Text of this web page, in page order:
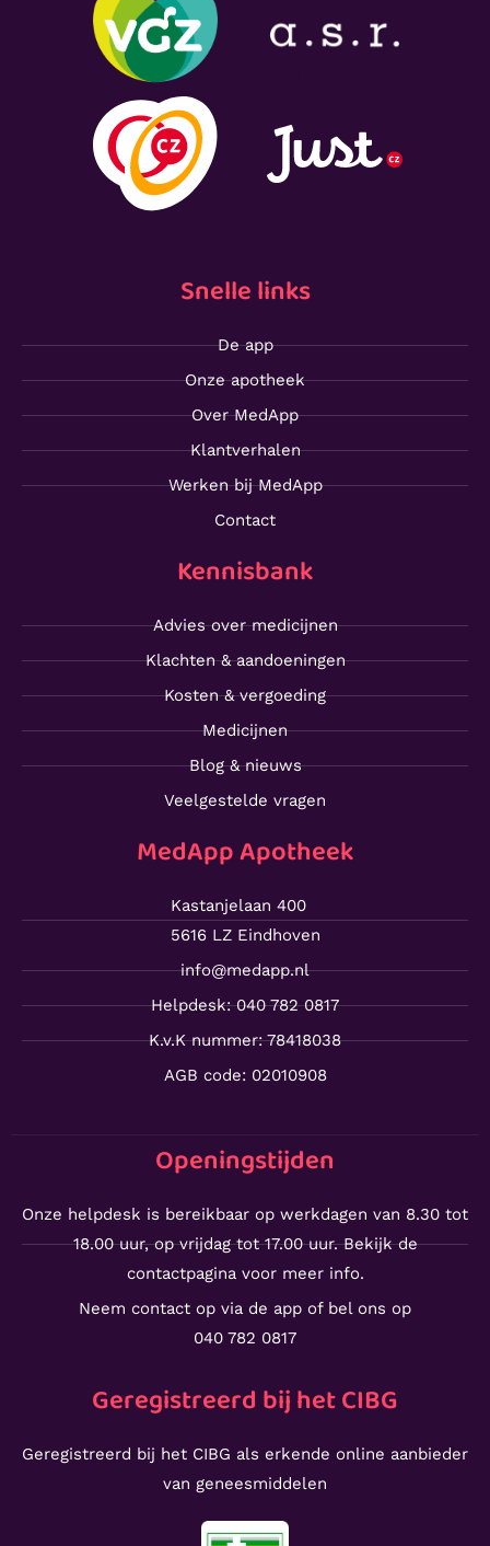
Snelle links
De app
Onze apotheek
Over MedApp
Klantverhalen
Werken bij MedApp
Contact
Kennisbank
Advies over medicijnen
Klachten & aandoeningen
Kosten & vergoeding
Medicijnen
Blog & nieuws
Veelgestelde vragen
MedApp Apotheek
Kastanjelaan 400
5616 LZ Eindhoven
info@medapp.nl
Helpdesk: 040 782 0817
K.v.K nummer: 78418038
AGB code: 02010908
Openingstijden
Onze helpdesk is bereikbaar op werkdagen van 8.30 tot
18.00 uur, op vrijdag tot 17.00 uur. Bekijk de
contactpagina voor meer info.
Neem contact op via de app of bel ons op
040 782 0817
Geregistreerd bij het CIBG
Geregistreerd bij het CIBG als erkende online aanbieder
van geneesmiddelen